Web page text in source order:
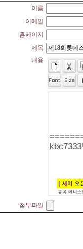
이름
이메일
홈페이지
제목
내용
첨부파일